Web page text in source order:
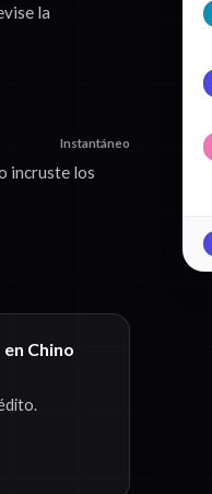
la
Instantáneo
incruste los
Chino